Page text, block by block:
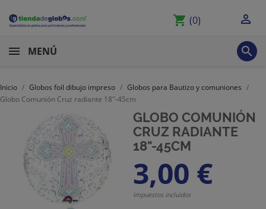
shopping_cart (0) 
MENÚ 
Inicio Globos foil dibujo impreso
Globos para Bautizo y comuniones
Globo Comunión Cruz radiante 18"-45cm
GLOBO COMUNIÓN
CRUZ RADIANTE
18"-45CM
3,00 €
Impuestos incluidos